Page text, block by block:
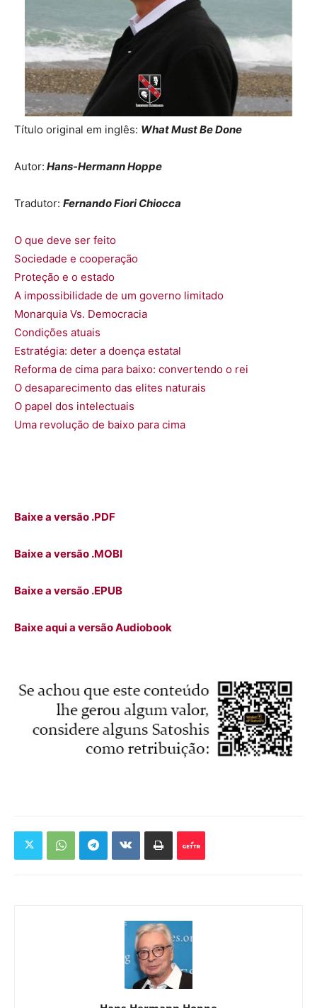
Título original em inglês: What Must Be Done
Autor: Hans-Hermann Hoppe
Tradutor: Fernando Fiori Chiocca
O que deve ser feito
Sociedade e cooperação
Proteção e o estado
A impossibilidade de um governo limitado
Monarquia Vs. Democracia
Condições atuais
Estratégia: deter a doença estatal
Reforma de cima para baixo: convertendo o rei
O desaparecimento das elites naturais
O papel dos intelectuais
Uma revolução de baixo para cima
Baixe a versão .PDF
Baixe a versão .MOBI
Baixe a versão .EPUB
Baixe aqui a versão Audiobook